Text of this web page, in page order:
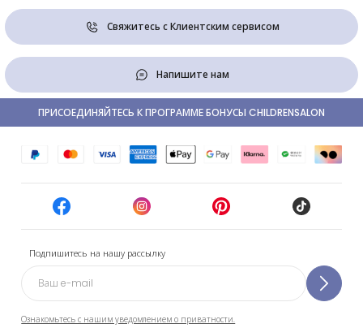
Свяжитесь с Клиентским сервисом
Напишите нам
Подпишитесь на нашу рассылку
Ознакомьтесь с нашим уведомлением о приватности.
ПРИСОЕДИНЯЙТЕСЬ К ПРОГРАММЕ БОНУСЫ CHILDRENSALON